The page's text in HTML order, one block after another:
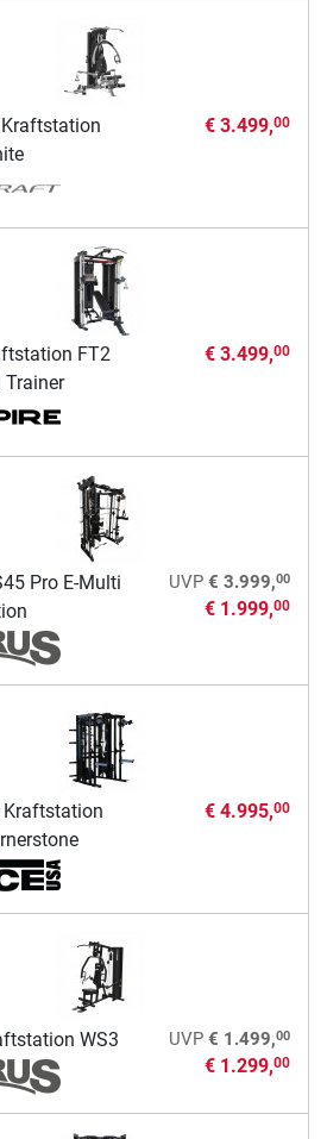
€ 3.499,00
FT2
€ 3.499,00
Pro E-Multi
UVP € 3.999,00
€ 1.999,00
Kraftstation
€ 4.995,00
WS3 UVP € 1.499,00
€ 1.299,00